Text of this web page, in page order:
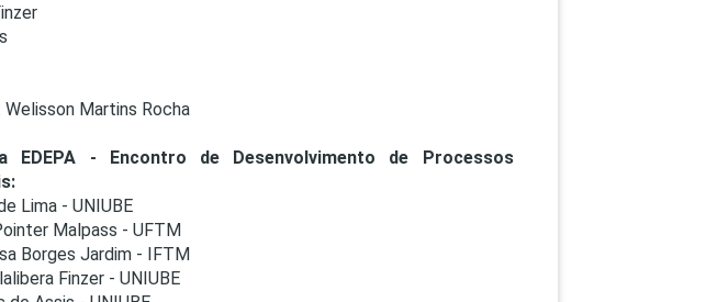
Welisson Martins Rocha
EDEPA - Encontro de Desenvolvimento de Processos
Lima - UNIUBE
Malpass - UFTM
Borges Jardim - IFTM
Finzer - UNIUBE